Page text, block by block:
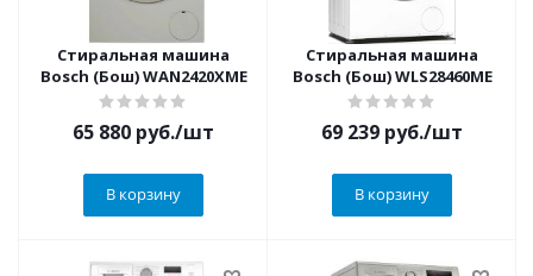
Стиральная машина
Bosch (Бош) WAN2420XME
65 880 руб./шт
В корзину
Стиральная машина
Bosch (Бош) WLS28460ME
69 239 руб./шт
В корзину